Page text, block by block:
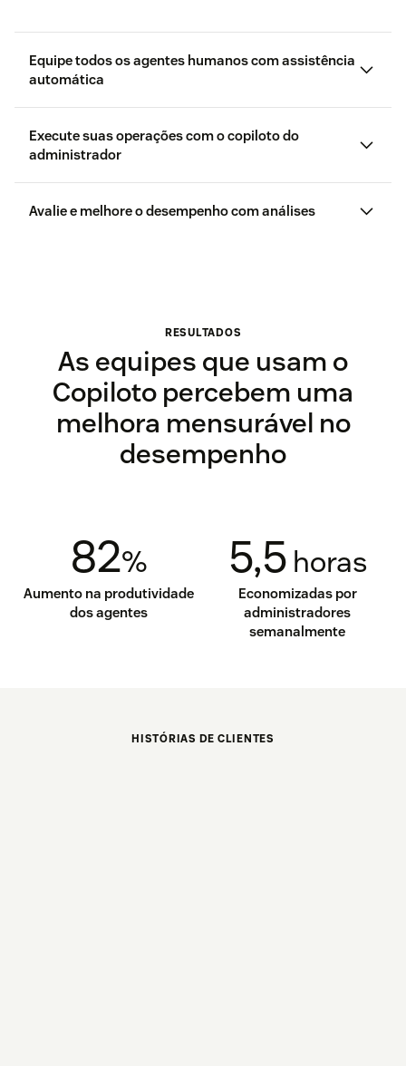
Equipe todos os agentes humanos com assistência
automática
Execute suas operações com o copiloto do
administrador
Avalie e melhore o desempenho com análises
RESULTADOS
As equipes que usam o
Copiloto percebem uma
melhora mensurável no
desempenho
82%
Aumento na produtividade
dos agentes
5,5 horas
Economizadas por
administradores
semanalmente
HISTÓRIAS DE CLIENTES